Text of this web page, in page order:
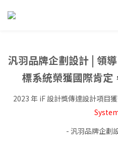
汎羽品牌企劃設計 | 領
標系統榮獲國際肯定
2023 年 iF 設計獎傳達設計項目
- 汎羽品牌企劃